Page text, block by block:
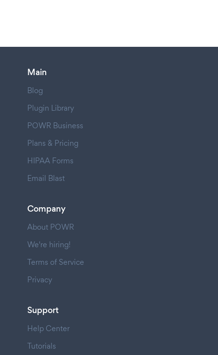
Main
Blog
Plugin Library
POWR Business
Plans & Pricing
HIPAA Forms
Email Blast
Company
About POWR
We're hiring!
Terms of Service
Privacy
Support
Help Center
Tutorials